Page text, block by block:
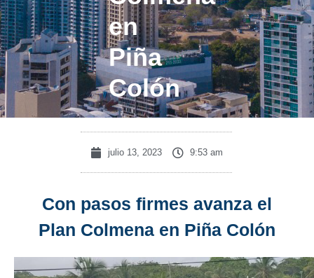
en
Piña
Colón
julio 13, 2023 9:53 am
Con pasos firmes avanza el
Plan Colmena en Piña Colón